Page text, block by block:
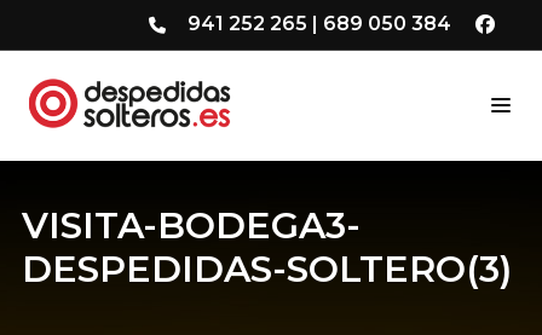
941 252 265 | 689 050 384
VISITA-BODEGA3-
DESPEDIDAS-SOLTERO(3)